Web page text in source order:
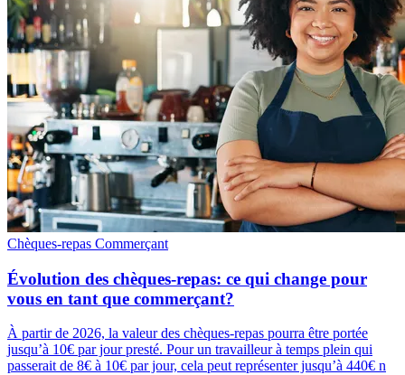
Chèques-repas Commerçant
Évolution des chèques-repas: ce qui change pour
vous en tant que commerçant?
À partir de 2026, la valeur des chèques-repas pourra être portée
jusqu’à 10€ par jour presté. Pour un travailleur à temps plein qui
passerait de 8€ à 10€ par jour, cela peut représenter jusqu’à 440€ n